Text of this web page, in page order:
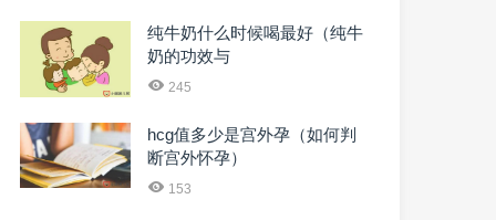
纯牛奶什么时候喝最好（纯牛
奶的功效与
245
hcg值多少是宫外孕（如何判
断宫外怀孕）
153